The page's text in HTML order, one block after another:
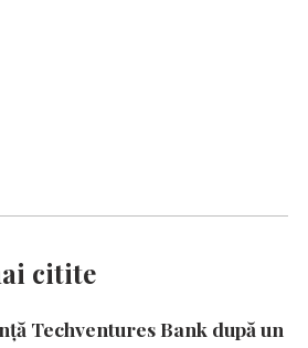
citite
Techventures Bank după un